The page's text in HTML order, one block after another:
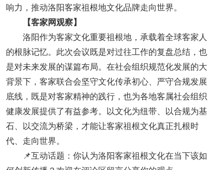
响力，推动洛阳客家祖根地文化品牌走向世界。
【客家网观察】
洛阳作为客家文化重要祖根地，承载着全球客家人
的根脉记忆。此次会议既是对过往工作的复盘总结，也
是对未来发展的谋篇布局。在社会组织规范化发展的大
背景下，客家联合会坚守文化传承初心、严守合规发展
底线，既是对客家精神的践行，也为各地客属社会组织
健康发展提供了有益参考。以文化为纽带、以合规为基
石、以交流为桥梁，才能让客家祖根文化真正扎根时
代、走向世界。
📌互动话题：你认为洛阳客家祖根文化在当下该如